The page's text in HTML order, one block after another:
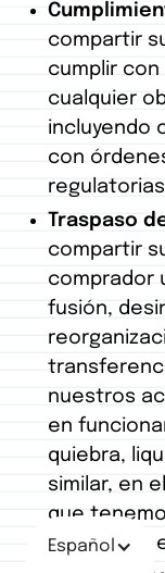
compartir
cumplir con
cualquier
incluyendo
con
Traspaso
compartir
comprador
fusión,
nuestros
en
quiebra,
similar, en
que
encuentre
Español